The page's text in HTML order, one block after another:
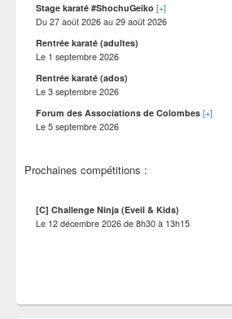
Stage karaté #ShochuGeiko [+]
Du27 août 2026au29 août 2026
Rentrée karaté (adultes)
Le 1 septembre 2026
Rentrée karaté (ados)
Le3 septembre 2026
Forum des Associations de Colombes [+]
Le5 septembre 2026
Prochaines compétitions :
[C] Challenge Ninja (Eveil & Kids)
Le 12 décembre 2026de8h30à 13h15